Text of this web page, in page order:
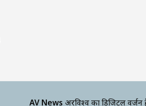
AV News अक्षरविश्व का डिजिटल